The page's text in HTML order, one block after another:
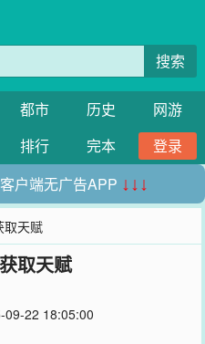
搜索
都市 历史
网游
排行 完本
登录
户端无广告APP ↓↓↓
取天赋
取天赋
09-22 18:05:00